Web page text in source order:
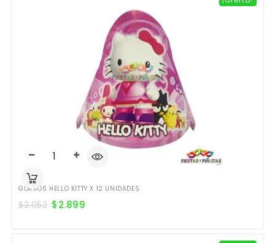
GORROS HELLO KITTY X 12 UNIDADES
$3.052 $2.899